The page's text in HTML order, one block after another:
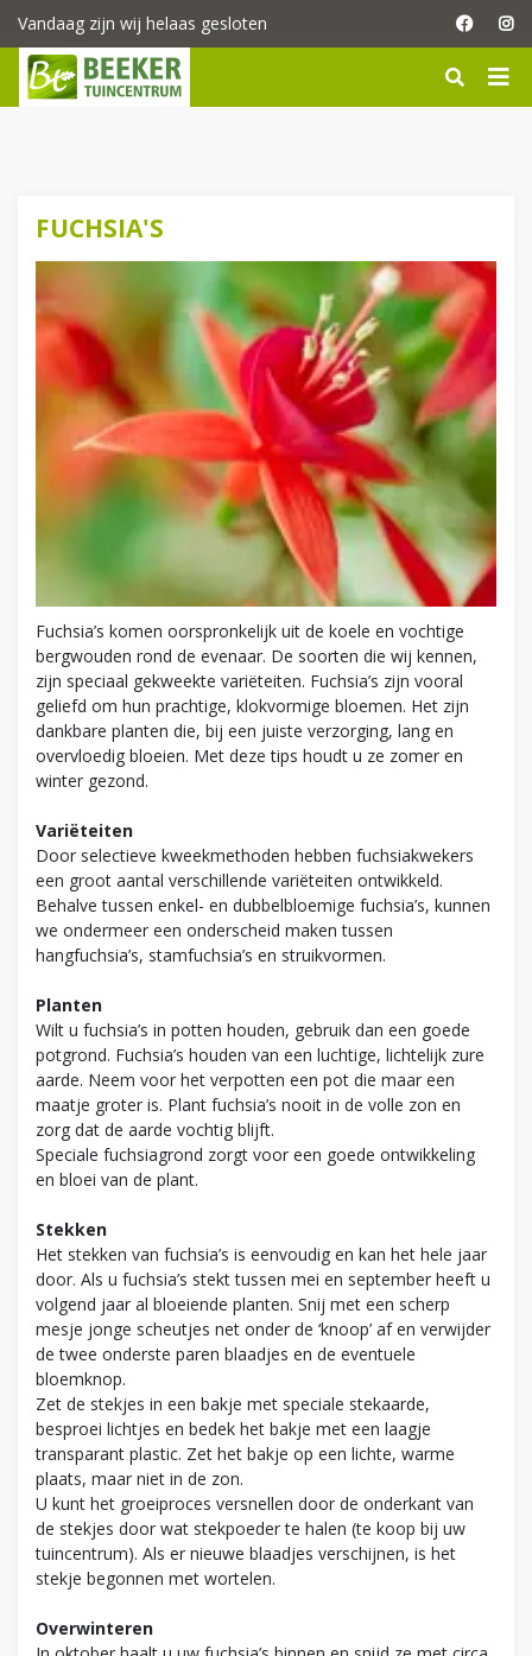
a
Vandaag zijn wij helaas gesloten
FUCHSIA'S
Fuchsia’s komen oorspronkelijk uit de koele en vochtige
bergwouden rond de evenaar. De soorten die wij kennen,
zijn speciaal gekweekte variëteiten. Fuchsia’s zijn vooral
geliefd om hun prachtige, klokvormige bloemen. Het zijn
dankbare planten die, bij een juiste verzorging, lang en
overvloedig bloeien. Met deze tips houdt u ze zomer en
winter gezond.
Variëteiten
Door selectieve kweekmethoden hebben fuchsiakwekers
een groot aantal verschillende variëteiten ontwikkeld.
Behalve tussen enkel- en dubbelbloemige fuchsia’s, kunnen
we ondermeer een onderscheid maken tussen
hangfuchsia’s, stamfuchsia’s en struikvormen.
Planten
Wilt u fuchsia’s in potten houden, gebruik dan een goede
potgrond. Fuchsia’s houden van een luchtige, lichtelijk zure
aarde. Neem voor het verpotten een pot die maar een
maatje groter is. Plant fuchsia’s nooit in de volle zon en
zorg dat de aarde vochtig blijft.
Speciale fuchsiagrond zorgt voor een goede ontwikkeling
en bloei van de plant.
Stekken
Het stekken van fuchsia’s is eenvoudig en kan het hele jaar
door. Als u fuchsia’s stekt tussen mei en september heeft u
volgend jaar al bloeiende planten. Snij met een scherp
mesje jonge scheutjes net onder de ‘knoop’ af en verwijder
de twee onderste paren blaadjes en de eventuele
bloemknop.
Zet de stekjes in een bakje met speciale stekaarde,
besproei lichtjes en bedek het bakje met een laagje
transparant plastic. Zet het bakje op een lichte, warme
plaats, maar niet in de zon.
U kunt het groeiproces versnellen door de onderkant van
de stekjes door wat stekpoeder te halen (te koop bij uw
tuincentrum). Als er nieuwe blaadjes verschijnen, is het
stekje begonnen met wortelen.
Overwinteren